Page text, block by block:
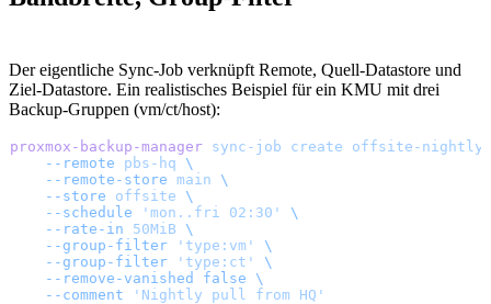
Der eigentliche Sync-Job verknüpft Remote, Quell-Datastore und
Ziel-Datastore. Ein realistisches Beispiel für ein KMU mit drei
Backup-Gruppen (vm/ct/host):
proxmox-backup-manager sync-job create offsite-nightly
    --remote
pbs-hq \
    --remote-store
main \
    --store
offsite \
    --schedule
'mon..fri 02:30'
\
    --rate-in
50MiB \
    --group-filter
'type:vm'
\
    --group-filter
'type:ct'
\
    --remove-vanished
false \
    --comment
'Nightly pull from HQ'